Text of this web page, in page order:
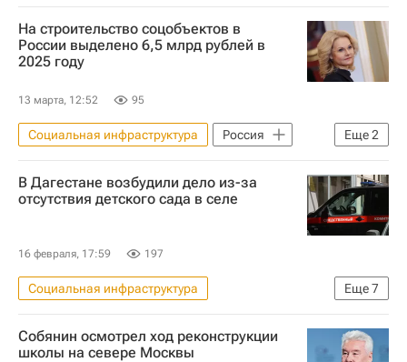
Можайский район
Строительство
Школы
Инфраструктура
MR Group
На строительство соцобъектов в
России выделено 6,5 млрд рублей в
2025 году
13 марта, 12:52 95
Еще2
Социальная инфраструктура
Россия
Татьяна Голикова
Инфраструктура
В Дагестане возбудили дело из-за
отсутствия детского сада в селе
16 февраля, 17:59 197
Еще7
Социальная инфраструктура
Республика Дагестан
Россия
Кизилюртовский район
Собянин осмотрел ход реконструкции
школы на севере Москвы